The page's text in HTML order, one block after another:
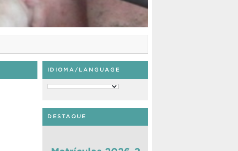
IDIOMA/LANGUAGE
DESTAQUE